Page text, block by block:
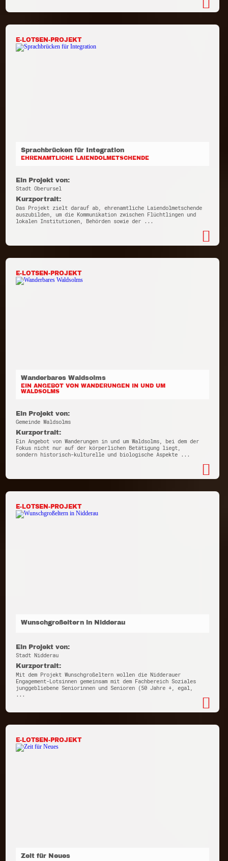
E-LOTSEN-PROJEKT
Sprachbrücken für Integration
EHRENAMTLICHE LAIENDOLMETSCHENDE
Ein Projekt von:
Stadt Oberursel
Kurzportrait:
Das Projekt zielt darauf ab, ehrenamtliche Laiendolmetschende
auszubilden, um die Kommunikation zwischen Flüchtlingen und
lokalen Institutionen, Behörden sowie der ...
E-LOTSEN-PROJEKT
Wanderbares Waldsolms
EIN ANGEBOT VON WANDERUNGEN IN UND UM
WALDSOLMS
Ein Projekt von:
Gemeinde Waldsolms
Kurzportrait:
Ein Angebot von Wanderungen in und um Waldsolms, bei dem der
Fokus nicht nur auf der körperlichen Betätigung liegt,
sondern historisch-kulturelle und biologische Aspekte ...
E-LOTSEN-PROJEKT
Wunschgroßeltern in Nidderau
Ein Projekt von:
Stadt Nidderau
Kurzportrait:
Mit dem Projekt Wunschgroßeltern wollen die Nidderauer
Engagement-Lotsinnen gemeinsam mit dem Fachbereich Soziales
junggebliebene Seniorinnen und Senioren (50 Jahre +, egal,
...
E-LOTSEN-PROJEKT
Zeit für Neues